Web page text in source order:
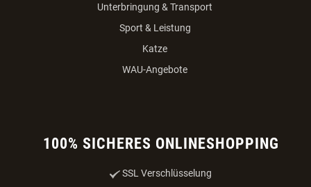
Unterbringung & Transport
Sport & Leistung
Katze
WAU-Angebote
100% SICHERES ONLINESHOPPING
SSL Verschlüsselung